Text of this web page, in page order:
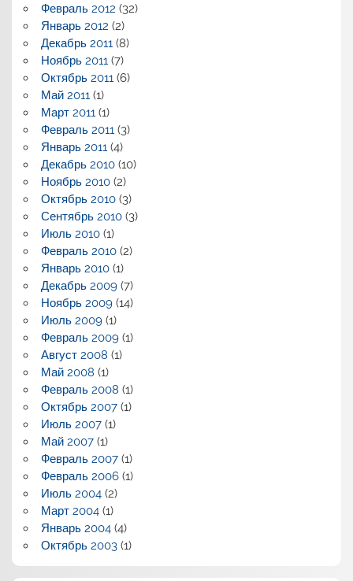
Февраль 2012 (32)
Январь 2012 (2)
Декабрь 2011(8)
Ноябрь 2011(7)
Октябрь 2011(6)
Май 2011(1)
Март 2011(1)
Февраль 2011(3)
Январь 2011(4)
Декабрь 2010(10)
Ноябрь 2010(2)
Октябрь 2010(3)
Сентябрь 2010(3)
Июль 2010(1)
Февраль 2010(2)
Январь 2010(1)
Декабрь 2009(7)
Ноябрь 2009(14)
Июль 2009(1)
Февраль 2009(1)
Август 2008 (1)
Май 2008 (1)
Февраль 2008 (1)
Октябрь 2007(1)
Июль 2007(1)
Май 2007(1)
Февраль 2007(1)
Февраль 2006(1)
Июль 2004(2)
Март 2004(1)
Январь 2004(4)
Октябрь 2003(1)